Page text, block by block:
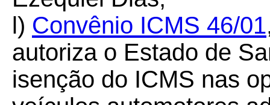
l) Convênio ICMS 46/01
autoriza o Estado de
isenção do ICMS nas